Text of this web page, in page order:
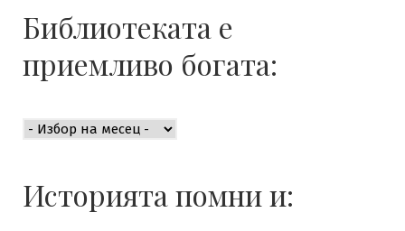
Библиотеката е
приемливо богата:
Историята помни и: